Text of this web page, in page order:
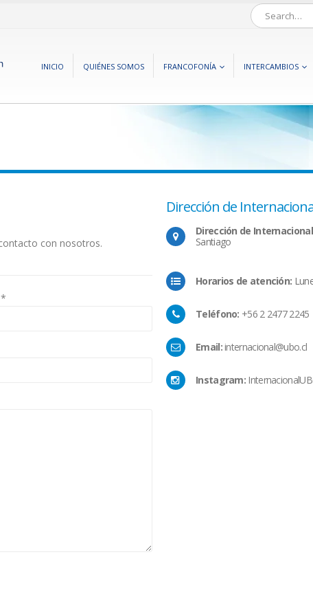
INICIO QUIÉNES SOMOS FRANCOFONÍA INTERCAMBIOS
con nosotros.
Dirección de
Dirección de
Santiago
Horarios de atención:
Teléfono: +56 2 2477 2245
Email:internacional@ubo.cl
Instagram: